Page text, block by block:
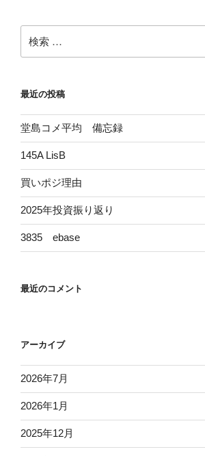
ン
索:
最近の投稿
堂島コメ平均 備忘録
145A LisB
買いポジ理由
2025年投資振り返り
3835 ebase
最近のコメント
アーカイブ
2026年7月
2026年1月
2025年12月